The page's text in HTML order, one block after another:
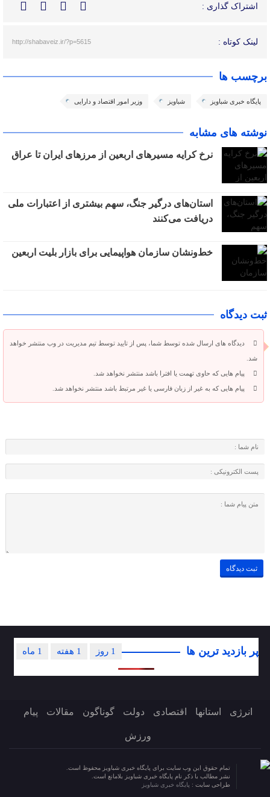
اشتراک گذاری :
لینک کوتاه : http://shabaveiz.ir/?p=5615
برچسب ها
پایگاه خبری شباویز شباویز وزیر امور اقتصاد و دارایی
نوشته های مشابه
نرخ کرایه مسیرهای اربعین از مرزهای ایران تا عراق
استان‌های درگیر جنگ، سهم بیشتری از اعتبارات ملی
دریافت می‌کنند
خط‌ونشان سازمان هواپیمایی برای بازار بلیت اربعین
ثبت دیدگاه
دیدگاه های ارسال شده توسط شما، پس از تایید توسط تیم مدیریت در وب منتشر خواهد
شد.
پیام هایی که حاوی تهمت یا افترا باشد منتشر نخواهد شد.
پیام هایی که به غیر از زبان فارسی یا غیر مرتبط باشد منتشر نخواهد شد.
پر بازدید ترین ها 1 ماه 1 هفته 1 روز
انرژی استانها اقتصادی دولت گوناگون مقالات پیام
ورزش
تمام حقوق این وب سایت برای پایگاه خبری شباویز محفوظ است.
نشر مطالب با ذکر نام پایگاه خبری شباویز بلامانع است.
طراحی سایت : پایگاه خبری شباویز